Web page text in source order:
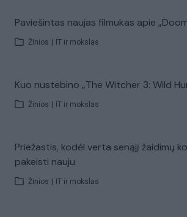
Paviešintas naujas filmukas apie
Žinios IT ir mokslas
Kuo nustebino „The Witcher 3: Wild
Žinios IT ir mokslas
Priežastis, kodėl verta senąjį žaidimų
pakeisti nauju
Žinios IT ir mokslas